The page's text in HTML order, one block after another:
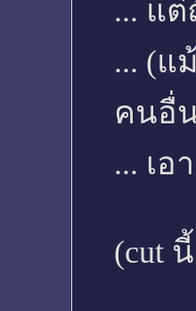
... แ
... (แ
คนอื่
... เอ
(cut